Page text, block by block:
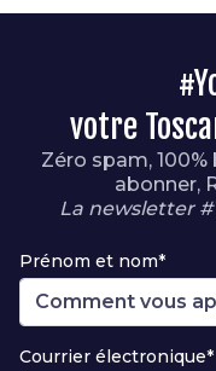
votre
Zéro spam,
abonner,
La newsletter
Prénom et nom*
Courrier électronique*